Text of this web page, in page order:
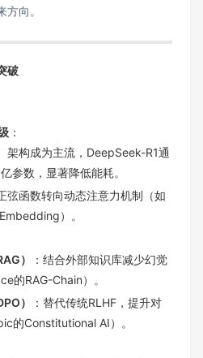
向。
破
：
架构成为主流，DeepSeek-R1通
参数，显著降低能耗。
弦函数转向动态注意力机制（如
）。
）
：结合外部知识库减少幻觉
的RAG-Chain）。
）
：替代传统RLHF，提升对
的Constitutional AI）。